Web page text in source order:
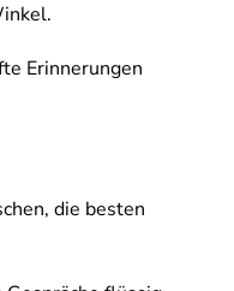
Erinnerungen
die besten